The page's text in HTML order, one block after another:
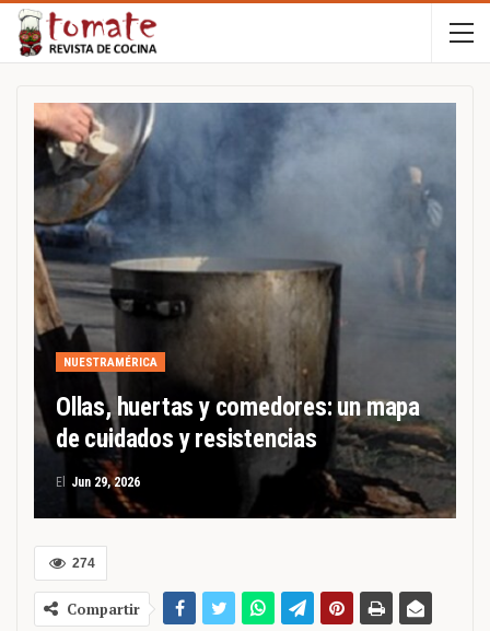
NUESTRAMÉRICA
Ollas, huertas y comedores: un mapa
de cuidados y resistencias
El Jun 29, 2026
274
Compartir